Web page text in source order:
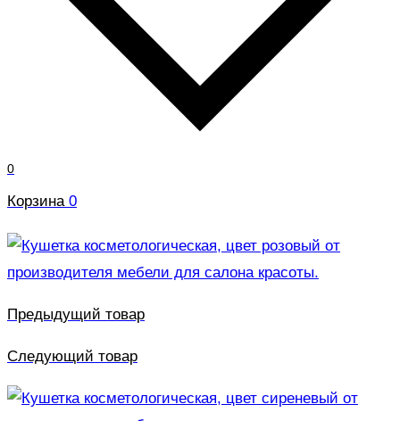
0
Корзина 0
Предыдущий товар
Следующий товар